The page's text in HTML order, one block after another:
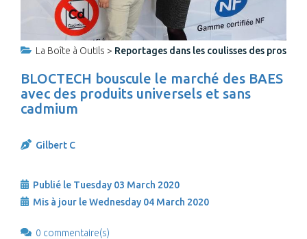
La Boîte à Outils > Reportages dans les coulisses des pros
BLOCTECH bouscule le marché des BAES
avec des produits universels et sans
cadmium
Gilbert C
Publié le Tuesday 03 March 2020
Mis à jour le Wednesday 04 March 2020
0 commentaire(s)